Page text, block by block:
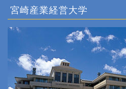
宮崎産業経営大学